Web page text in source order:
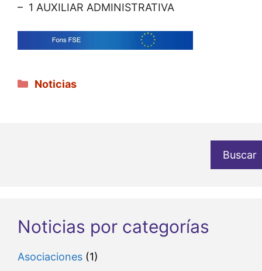
– 1 AUXILIAR ADMINISTRATIVA
Categorías
Noticias
Buscar
Noticias por categorías
Asociaciones (1)